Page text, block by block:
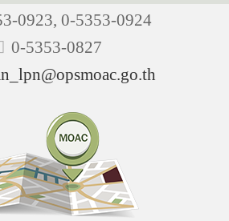
0923, 0-5353-0924
0-5353-0827